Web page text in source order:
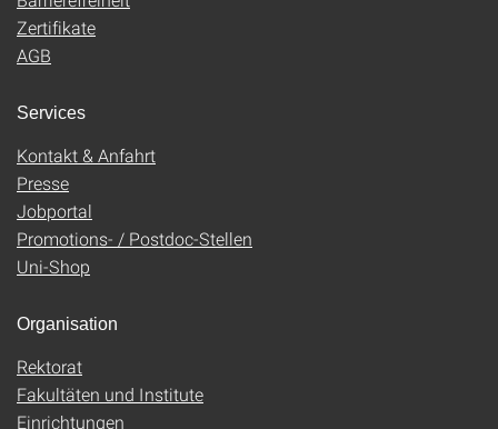
Zertifikate
AGB
Services
Kontakt & Anfahrt
Presse
Jobportal
Promotions- / Postdoc-Stellen
Uni-Shop
Organisation
Rektorat
Fakultäten und Institute
Einrichtungen